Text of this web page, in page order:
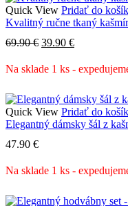
Quick View Pridať do
Kvalitný ručne tkaný
69.90€ Pôvodná
bola:
39.90 €Aktuálna
je:
Na sklade 1 ks -
Quick View Pridať do
Elegantný dámsky šál z
47.90 €
Na sklade 1 ks -